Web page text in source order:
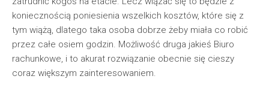
koniecznością poniesienia wszelkich kosztów, które się z
tym wiążą, dlatego taka osoba dobrze żeby miała co robić
przez całe osiem godzin. Możliwość druga jakieś Biuro
rachunkowe, i to akurat rozwiązanie obecnie się cieszy
coraz większym zainteresowaniem.